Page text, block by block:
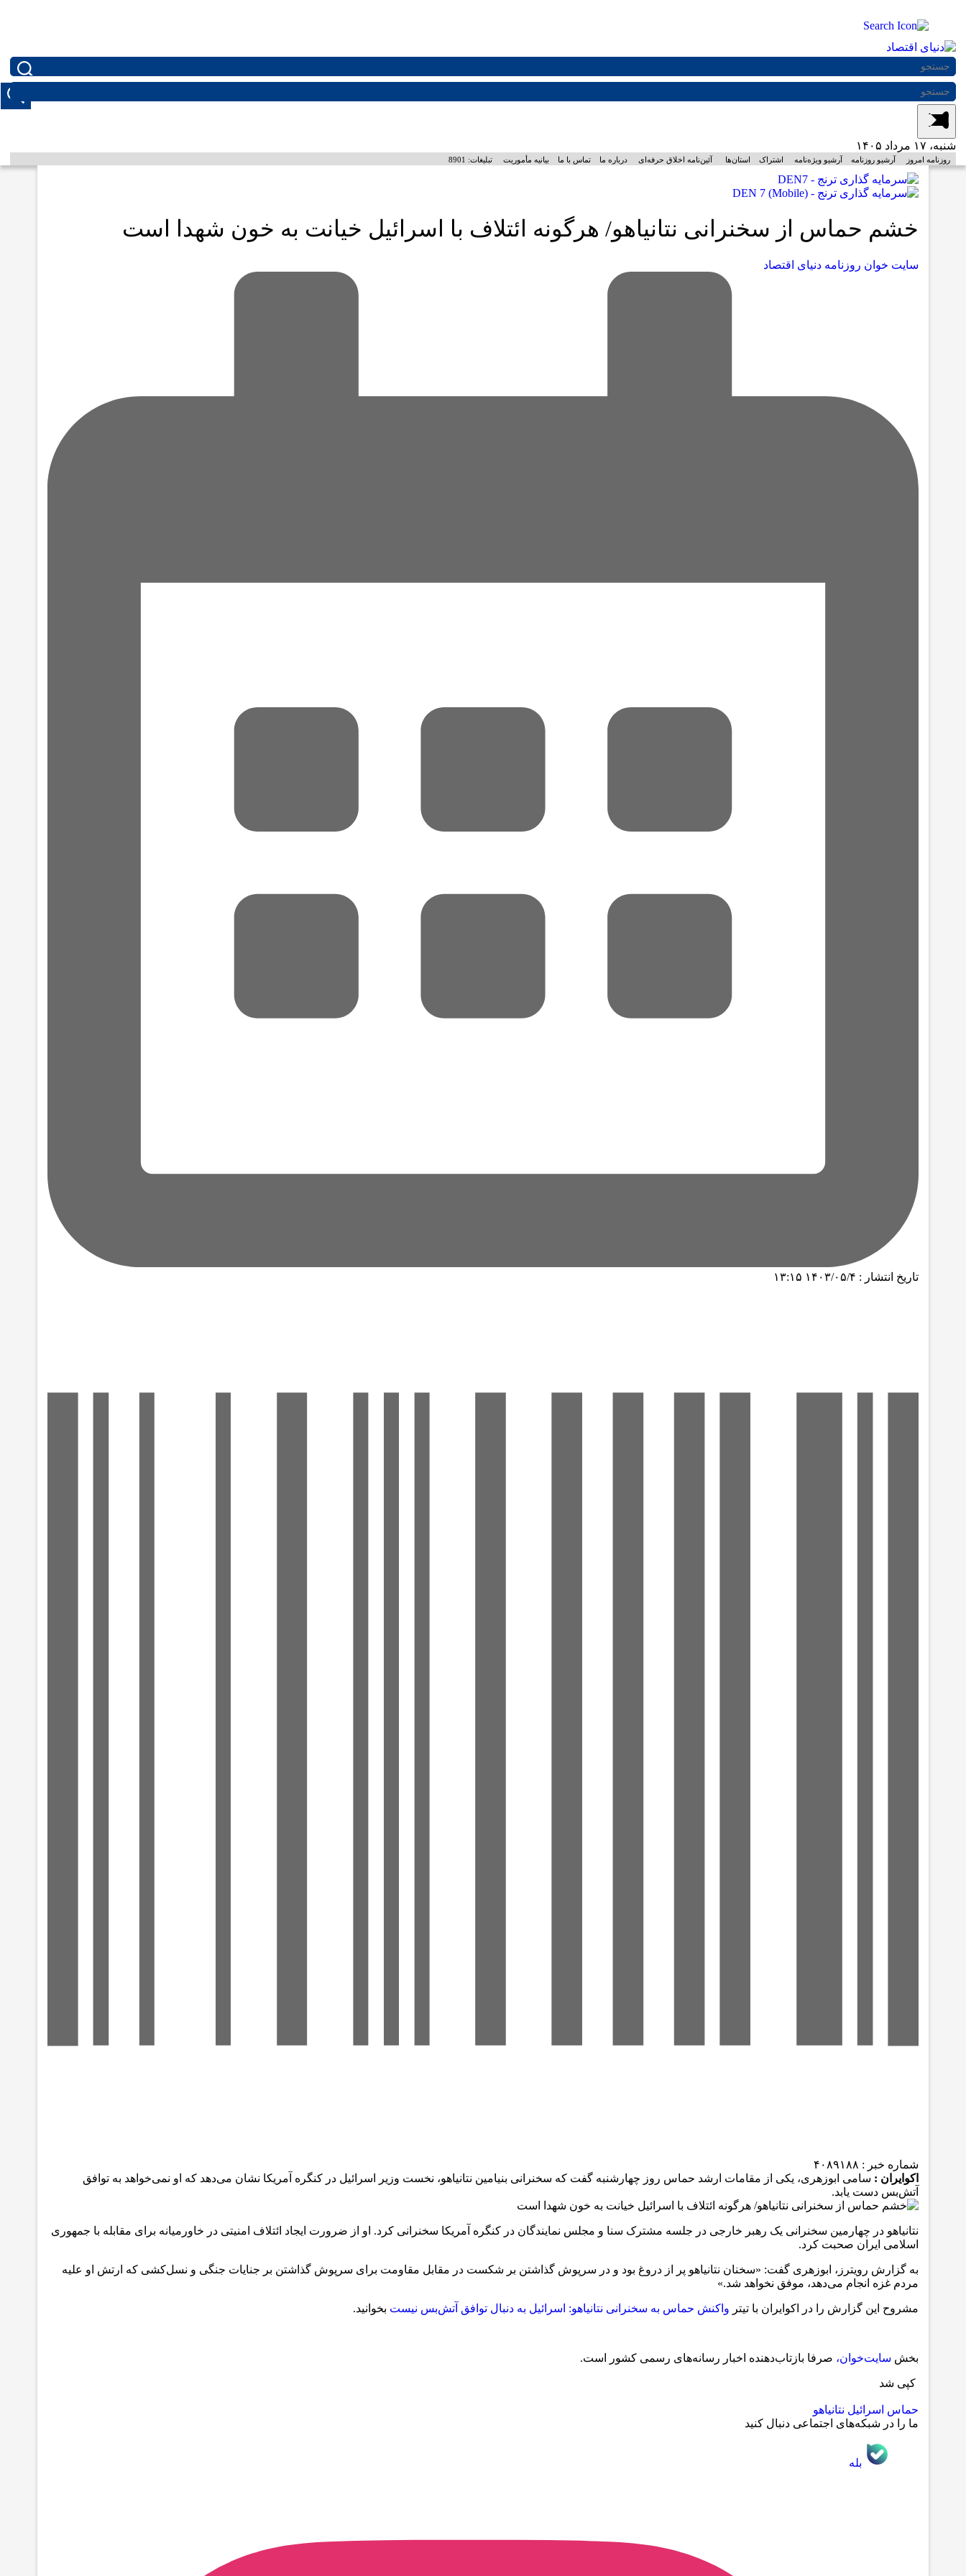
شنبه، ۱۷ مرداد ۱۴۰۵
روزنامه امروز آرشیو روزنامه آرشیو ویژه‌نامه اشتراک استان‌ها آئین‌نامه اخلاق حرفه‌ای درباره ما تماس با ما بیانیه مأموریت تبلیغات: 8901
خشم حماس از سخنرانی نتانیاهو/ هرگونه ائتلاف با اسرائیل خیانت به خون شهدا است
سایت خوان روزنامه دنیای اقتصاد
تاریخ انتشار : ۱۴۰۳/۰۵/۴ ۱۳:۱۵
شماره خبر : ۴۰۸۹۱۸۸
اکوایران : سامی ابوزهری، یکی از مقامات ارشد حماس روز چهارشنبه گفت که سخنرانی بنیامین نتانیاهو، نخست وزیر اسرائیل در کنگره آمریکا نشان می‌دهد که او نمی‌خواهد به توافق
آتش‌بس دست یابد.
نتانیاهو در چهارمین سخنرانی یک رهبر خارجی در جلسه مشترک سنا و مجلس نمایندگان در کنگره آمریکا سخنرانی کرد. او از ضرورت ایجاد ائتلاف امنیتی در خاورمیانه برای مقابله با جمهوری
اسلامی ایران صحبت کرد.
به گزارش رویترز، ابوزهری گفت: «سخنان نتانیاهو پر از دروغ بود و در سرپوش گذاشتن بر شکست در مقابل مقاومت برای سرپوش گذاشتن بر جنایات جنگی و نسل‌کشی که ارتش او علیه
مردم غزه انجام می‌دهد، موفق نخواهد شد.»
مشروح این گزارش را در اکوایران با تیتر واکنش حماس به سخنرانی نتانیاهو: اسرائیل به دنبال توافق آتش‌بس نیست بخوانید.
بخش سایت‌خوان، صرفا بازتاب‌دهنده اخبار رسانه‌های رسمی کشور است.
کپی شد
حماس اسرائیل نتانیاهو
ما را در شبکه‌های اجتماعی دنبال کنید
بله